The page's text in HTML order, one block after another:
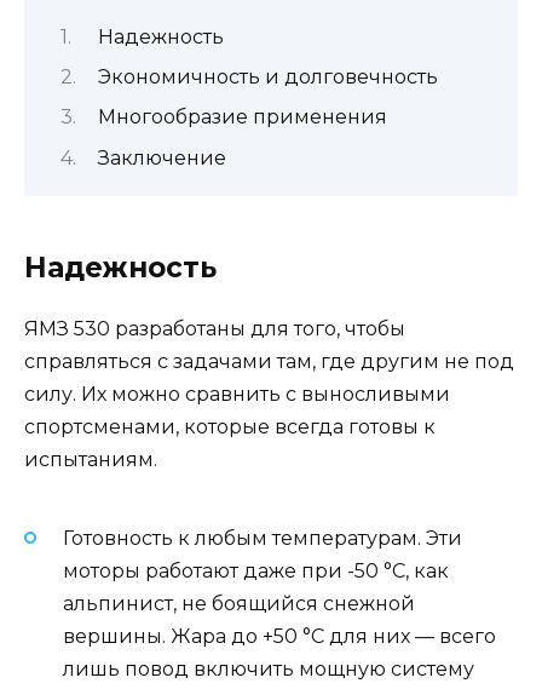
Надежность
Экономичность и долговечность
Многообразие применения
Заключение
Надежность
ЯМЗ 530 разработаны для того, чтобы
справляться с задачами там, где другим не под
силу. Их можно сравнить с выносливыми
спортсменами, которые всегда готовы к
испытаниям.
Готовность к любым температурам. Эти
моторы работают даже при -50 °C, как
альпинист, не боящийся снежной
вершины. Жара до +50 °C для них — всего
лишь повод включить мощную систему